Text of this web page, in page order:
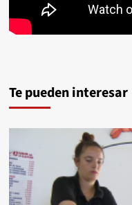
Te pueden interesar